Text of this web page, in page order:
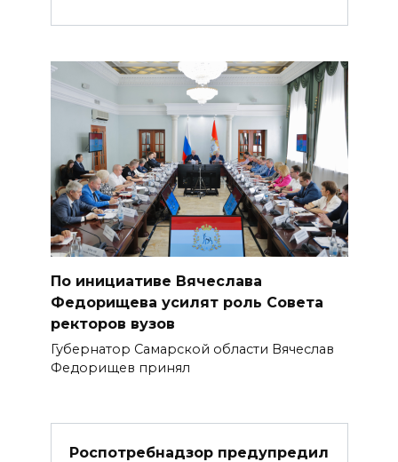
По инициативе Вячеслава
Федорищева усилят роль Совета
ректоров вузов
Губернатор Самарской области Вячеслав
Федорищев принял
Роспотребнадзор предупредил